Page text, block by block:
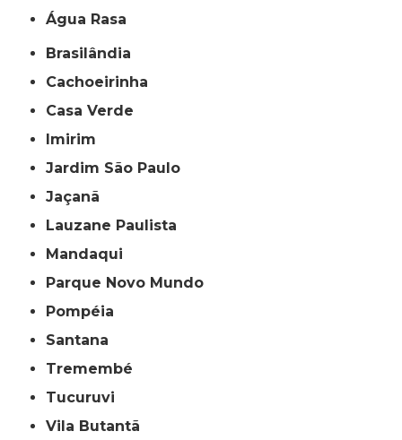
Água Rasa
Brasilândia
Cachoeirinha
Casa Verde
Imirim
Jardim São Paulo
Jaçanã
Lauzane Paulista
Mandaqui
Parque Novo Mundo
Pompéia
Santana
Tremembé
Tucuruvi
Vila Butantã